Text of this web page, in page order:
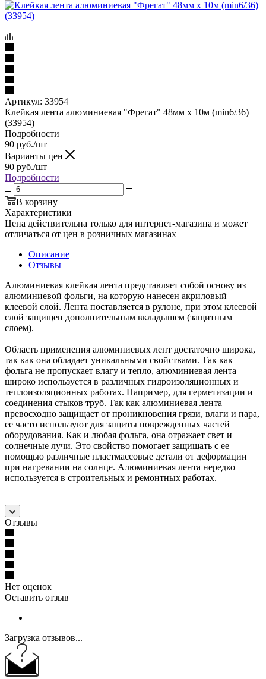
Артикул: 33954
Клейкая лента алюминиевая "Фрегат" 48мм х 10м (min6/36)
(33954)
Подробности
90 руб./шт
Варианты цен
90 руб./шт
Подробности
В корзину
Характеристики
Цена действительна только для интернет-магазина и может
отличаться от цен в розничных магазинах
Описание
Отзывы
Алюминиевая клейкая лента представляет собой основу из
алюминиевой фольги, на которую нанесен акриловый
клеевой слой. Лента поставляется в рулоне, при этом клеевой
слой защищен дополнительным вкладышем (защитным
слоем).
Область применения алюминиевых лент достаточно широка,
так как она обладает уникальными свойствами. Так как
фольга не пропускает влагу и тепло, алюминиевая лента
широко используется в различных гидроизоляционных и
теплоизоляционных работах. Например, для герметизации и
соединения стыков труб. Так как алюминиевая лента
превосходно защищает от проникновения грязи, влаги и пара,
ее часто используют для защиты поврежденных частей
оборудования. Как и любая фольга, она отражает свет и
солнечные лучи. Это свойство помогает защищать с ее
помощью различные пластмассовые детали от деформации
при нагревании на солнце. Алюминиевая лента нередко
используется в строительных и ремонтных работах.
Отзывы
Нет оценок
Оставить отзыв
Загрузка отзывов...